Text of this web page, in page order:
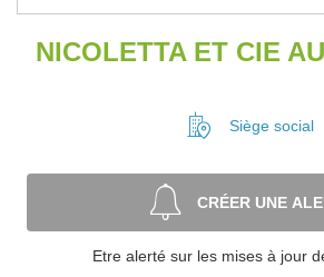
NICOLETTA ET CIE
Siège social
CRÉER UNE
Etre alerté sur les mises à jour